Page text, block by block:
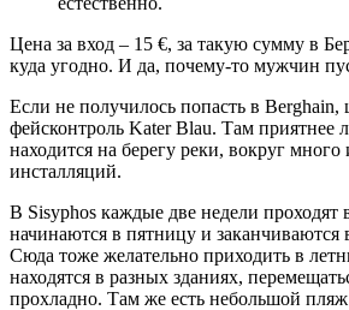
Цена за вход – 15 €, за такую сумму в
куда угодно. И да, почему-то мужчин
Если не получилось попасть в Berghain,
фейсконтроль Kater Blau. Там приятнее
находится на берегу реки, вокруг
инсталляций.
В Sisyphos каждые две недели проходят
начинаются в пятницу и заканчиваются
Сюда тоже желательно приходить в
находятся в разных зданиях,
прохладно. Там же есть небольшой